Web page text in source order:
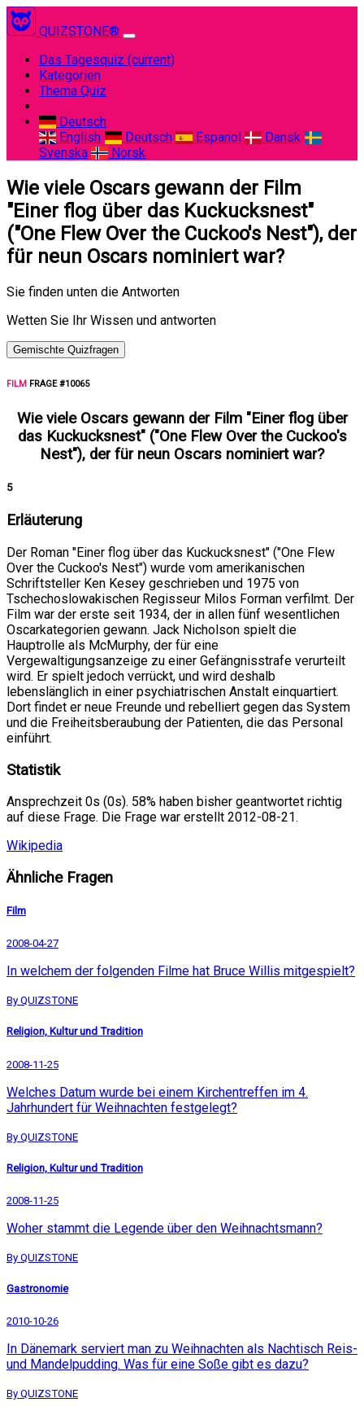
QUIZSTONE®
Das Tagesquiz (current)
Kategorien
Thema Quiz
Deutsch
English
Deutsch Espanol
Dansk
Svenska
Norsk
Wie viele Oscars gewann der Film
"Einer flog über das Kuckucksnest"
("One Flew Over the Cuckoo's Nest"), der
für neun Oscars nominiert war?
Sie finden unten die Antworten
Wetten Sie Ihr Wissen und antworten
Gemischte Quizfragen
FILM FRAGE #10065
Wie viele Oscars gewann der Film "Einer flog über
das Kuckucksnest" ("One Flew Over the Cuckoo's
Nest"), der für neun Oscars nominiert war?
5
Erläuterung
Der Roman "Einer flog über das Kuckucksnest" ("One Flew
Over the Cuckoo's Nest") wurde vom amerikanischen
Schriftsteller Ken Kesey geschrieben und 1975 von
Tschechoslowakischen Regisseur Milos Forman verfilmt. Der
Film war der erste seit 1934, der in allen fünf wesentlichen
Oscarkategorien gewann. Jack Nicholson spielt die
Hauptrolle als McMurphy, der für eine
Vergewaltigungsanzeige zu einer Gefängnisstrafe verurteilt
wird. Er spielt jedoch verrückt, und wird deshalb
lebenslänglich in einer psychiatrischen Anstalt einquartiert.
Dort findet er neue Freunde und rebelliert gegen das System
und die Freiheitsberaubung der Patienten, die das Personal
einführt.
Statistik
Ansprechzeit 0s (0s). 58% haben bisher geantwortet richtig
auf diese Frage. Die Frage war erstellt 2012-08-21.
Wikipedia
Ähnliche Fragen
Film
2008-04-27
In welchem der folgenden Filme hat Bruce Willis mitgespielt?
By QUIZSTONE
Religion, Kultur und Tradition
2008-11-25
Welches Datum wurde bei einem Kirchentreffen im 4.
Jahrhundert für Weihnachten festgelegt?
By QUIZSTONE
Religion, Kultur und Tradition
2008-11-25
Woher stammt die Legende über den Weihnachtsmann?
By QUIZSTONE
Gastronomie
2010-10-26
In Dänemark serviert man zu Weihnachten als Nachtisch Reis-
und Mandelpudding. Was für eine Soße gibt es dazu?
By QUIZSTONE